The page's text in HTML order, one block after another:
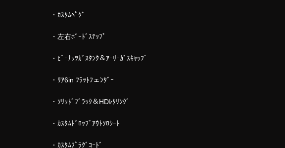
・ｶｽﾀﾑﾍﾟｸﾞ
・左右ﾎﾞｰﾄﾞｽﾃｯﾌﾟ
・ﾋﾟｰﾅｯﾂｶﾞｽﾀﾝｸ＆ｱｰﾘｰｶﾞｽｷｬｯﾌﾟ
・ﾘｱ6in ﾌﾗｯﾄﾌェﾝﾀﾞｰ
・ｿﾘｯﾄﾞﾌﾞﾗｯｸ＆HDﾚﾀﾘﾝｸﾞ
・ｶｽﾀﾑﾄﾞﾛｯﾌﾟｱｳﾄｿﾛｼｰﾄ
・ｶｽﾀﾑﾌﾟﾗｸﾞｺｰﾄﾞ